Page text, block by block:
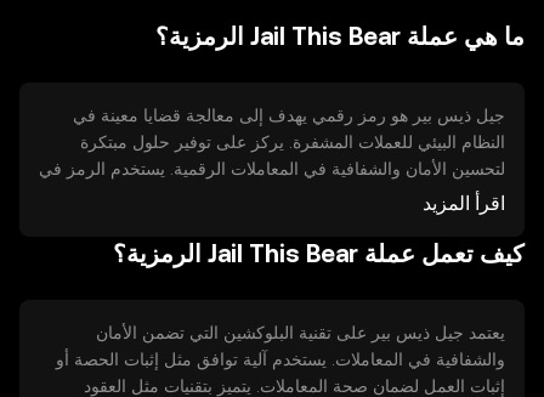
ما هي عملة Jail This Bear الرمزية؟
جيل ذيس بير هو رمز رقمي يهدف إلى معالجة قضايا معينة في
النظام البيئي للعملات المشفرة. يركز على توفير حلول مبتكرة
لتحسين الأمان والشفافية في المعاملات الرقمية. يستخدم الرمز في
مجموعة متنوعة من التطبيقات مثل العقود الذكية والتطبيقات
البلوكشين.
اقرأ المزيد
كيف تعمل عملة Jail This Bear الرمزية؟
يعتمد جيل ذيس بير على تقنية البلوكشين التي تضمن الأمان
والشفافية في المعاملات. يستخدم آلية توافق مثل إثبات الحصة أو
إثبات العمل لضمان صحة المعاملات. يتميز بتقنيات مثل العقود